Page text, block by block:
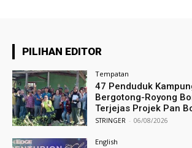
PILIHAN EDITOR
Tempatan
47 Penduduk
Bergotong-Royong
Terjejas Projek Pan
STRINGER - 06/08/2026
English